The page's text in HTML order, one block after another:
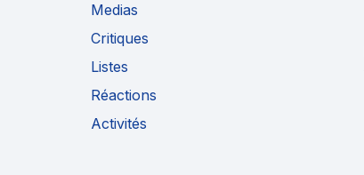
Medias
Critiques
Listes
Réactions
Activités